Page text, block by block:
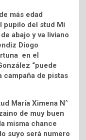
más edad
pupilo del stud Mi
abajo y va liviano
Diogo
en el
“puede
campaña de pistas
María Ximena N°
de muy buen
misma chance
suyo será numero